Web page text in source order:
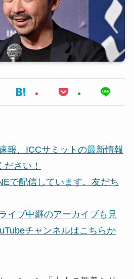
報、ICCサミットの最新情報
さい！
で配信しています。友だち
イブ中継のアーカイブも見
チャンネルはこちらか